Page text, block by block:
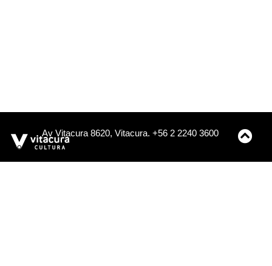
Av Vitacura 8620, Vitacura. +56 2 2240 3600